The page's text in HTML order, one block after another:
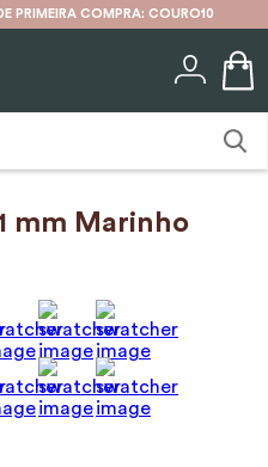
PRIMEIRA COMPRA: COURO10
mm Marinho